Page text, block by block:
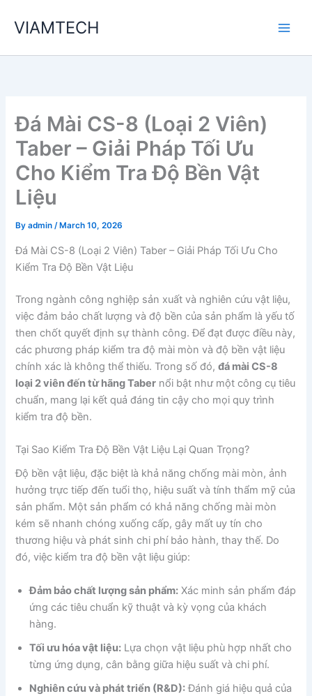
VIAMTECH
Đá Mài CS-8 (Loại 2 Viên)
Taber – Giải Pháp Tối Ưu
Cho Kiểm Tra Độ Bền Vật
Liệu
Byadmin/ March 10, 2026
Đá Mài CS-8 (Loại 2 Viên) Taber – Giải Pháp Tối Ưu Cho
Kiểm Tra Độ Bền Vật Liệu
Trong ngành công nghiệp sản xuất và nghiên cứu vật liệu,
việc đảm bảo chất lượng và độ bền của sản phẩm là yếu tố
then chốt quyết định sự thành công. Để đạt được điều này,
các phương pháp kiểm tra độ mài mòn và độ bền vật liệu
chính xác là không thể thiếu. Trong số đó,đá mài CS-8
loại 2 viên đến từ hãng Taber nổi bật như một công cụ tiêu
chuẩn, mang lại kết quả đáng tin cậy cho mọi quy trình
kiểm tra độ bền.
Tại Sao Kiểm Tra Độ Bền Vật Liệu Lại Quan Trọng?
Độ bền vật liệu, đặc biệt là khả năng chống mài mòn, ảnh
hưởng trực tiếp đến tuổi thọ, hiệu suất và tính thẩm mỹ của
sản phẩm. Một sản phẩm có khả năng chống mài mòn
kém sẽ nhanh chóng xuống cấp, gây mất uy tín cho
thương hiệu và phát sinh chi phí bảo hành, thay thế. Do
đó, việc kiểm tra độ bền vật liệu giúp:
Đảm bảo chất lượng sản phẩm: Xác minh sản phẩm đáp
ứng các tiêu chuẩn kỹ thuật và kỳ vọng của khách
hàng.
Tối ưu hóa vật liệu: Lựa chọn vật liệu phù hợp nhất cho
từng ứng dụng, cân bằng giữa hiệu suất và chi phí.
Nghiên cứu và phát triển (R&D):Đánh giá hiệu quả của